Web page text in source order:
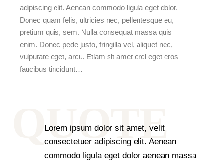
adipiscing elit. Aenean commodo ligula eget dolor.
Donec quam felis, ultricies nec, pellentesque eu,
pretium quis, sem. Nulla consequat massa quis
enim. Donec pede justo, fringilla vel, aliquet nec,
vulputate eget, arcu. Etiam sit amet orci eget eros
faucibus tincidunt…
QUOTE
Lorem ipsum dolor sit amet, velit
consectetuer adipiscing elit. Aenean
commodo ligula eget dolor aenean massa